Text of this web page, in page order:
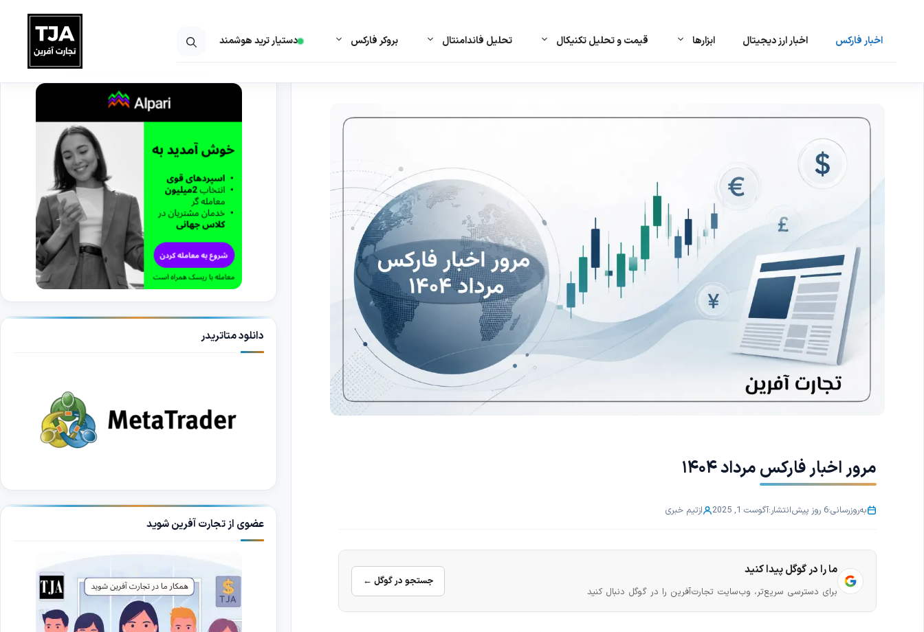
اخبار فارکس اخبار ارز دیجیتال ابزارها قیمت و تحلیل تکنیکال تحلیل فاندامنتال بروکر فارکس دستیار ترید هوشمند
مرور اخبار فارکس مرداد ۱۴۰۴
به‌روزرسانی:6 روز پیش انتشار:آگوست 1, 2025 ازتیم خبری
ما را در گوگل پیدا کنید
برای دسترسی سریع‌تر، وب‌سایت تجارت‌آفرین را در گوگل دنبال کنید
جستجو در گوگل ←
دانلود متاتریدر
عضوی از تجارت آفرین شوید